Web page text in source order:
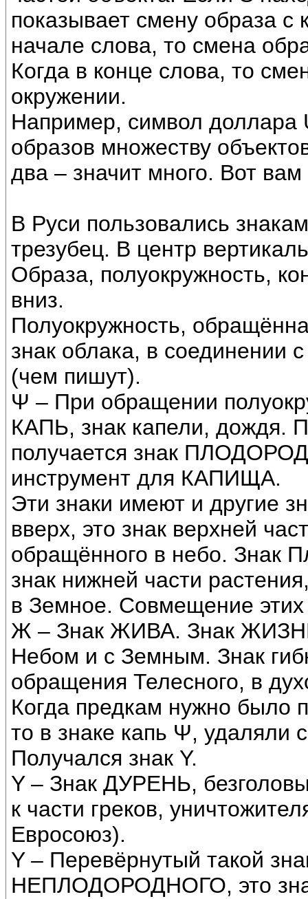
показывает смену образа с
начале слова, то смена
Когда в конце слова, то
окружении.
Например, символ доллара
образов множеству
два – значит много. Вот
В Руси пользовались
трезубец. В центр
Образа, полуокружность,
вниз.
Полуокружность,
знак облака, в соединении
(чем пишут).
Ψ – При обращении
КАПЬ, знак капели, дождя.
получается знак
инструмент для КАПИЩА.
Эти знаки имеют и другие
вверх, это знак верхней
обращённого в небо. Знак
знак нижней части
в Земное. Совмещение этих
Ж – Знак ЖИВА. Знак
Небом и с Земным. Знак
обращения Телесного, в
Когда предкам нужно было
то в знаке капь Ψ, удаляли
Получался знак Y.
Y – Знак ДУРЕНЬ,
к части греков,
Евросоюз).
Y – Перевёрнутый такой
НЕПЛОДОРОДНОГО, это